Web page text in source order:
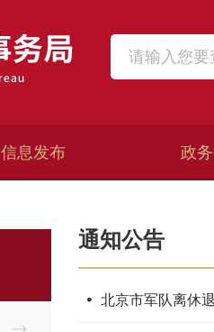
信息发布 政
通知公告